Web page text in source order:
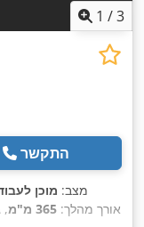
1 /3
התקשר
מצב: מוכן
, אורך מהלך: 365 מ"מ ,